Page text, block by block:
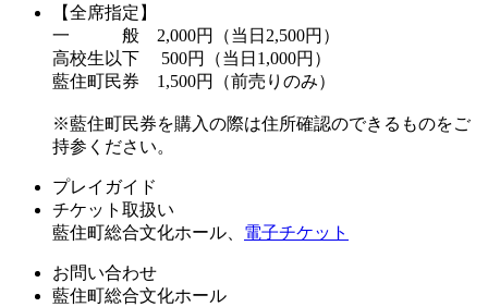
【全席指定】
一 般 2,000円（当日2,500円）
高校生以下 500円（当日1,000円）
藍住町民券 1,500円（前売りのみ）
※藍住町民券を購入の際は住所確認のできるものをご
持参ください。
プレイガイド
チケット取扱い
藍住町総合文化ホール、 電子チケット
お問い合わせ
藍住町総合文化ホール